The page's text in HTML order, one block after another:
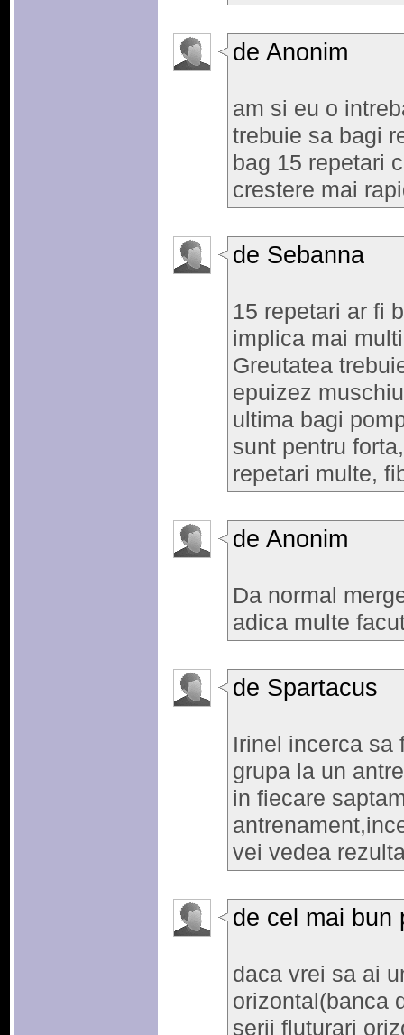
de Anonim
am si eu o
trebuie sa bagi
bag 15 repetari
crestere mai
de Sebanna
15 repetari ar fi
implica mai
Greutatea
epuizez
ultima bagi
sunt pentru
repetari multe,
de Anonim
Da normal
adica multe
de Spartacus
Irinel incerca sa
grupa la un
in fiecare
vei vedea
de cel mai bun
daca vrei sa ai
orizontal(banca
serii fluturari